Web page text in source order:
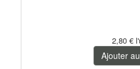
2,80 €
Ajouter